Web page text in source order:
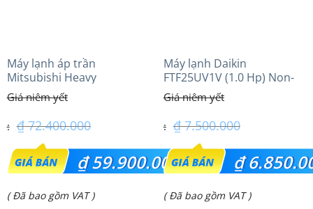
Máy lạnh áp trần
Mitsubishi Heavy
FDE140VG (6.0Hp) Cao cấp
– 3 Pha
₫72.400.000
Giá
gốc
là:
₫59.900.000
Giá
( Đã bao gồm VAT )
Máy lạnh Daikin
FTF25UV1V (1.0 Hp) Non-
inverter Thái lan
₫7.500.000
Giá
gốc
là:
₫
Giá
( Đã bao gồm VAT )